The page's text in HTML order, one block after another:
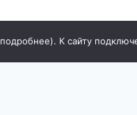
подробнее). К сайту